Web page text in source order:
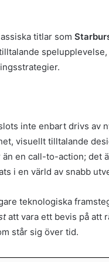
titlar som
inte enbart drivs av
visuellt tilltalande
en call-to-action; det
i en värld av snabb
teknologiska
att vara ett bevis på att
står sig över tid.